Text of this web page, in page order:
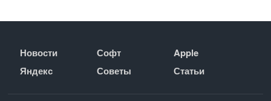
Новости Софт
Apple
Яндекс
Советы Статьи